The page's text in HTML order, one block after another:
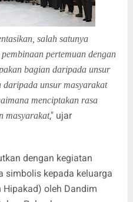
salah satunya
pertemuan dengan
bagian daripada unsur
daripada unsur masyarakat
menciptakan rasa
masyarakat," ujar
dengan kegiatan
simbolis kepada keluarga
Hipakad) oleh Dandim